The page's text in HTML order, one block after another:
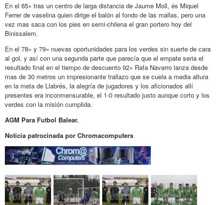
En el 65» tras un centro de larga distancia de Jaume Moll, és Miquel
Ferrer de vaselina quien dirige el balón al fondo de las mallas, pero una
vez mas saca con los pies en semi-chilena el gran portero hoy del
Binissalem.
En el 78» y 79» nuevas oportunidades para los verdes sin suerte de cara
al gol, y así con una segunda parte que parecía que el empate seria el
resultado final en el tiempo de descuento 92» Rafa Navarro lanza desde
mas de 30 metros un impresionante trallazo que se cuela a media altura
en la meta de Llabrés, la alegría de jugadores y los aficionados allí
presentes era inconmensurable, el 1-0 resultado justo aunque corto y los
verdes con la misión cumplida.
AGM Para Futbol Balear.
Noticia patrocinada por Chromacomputers